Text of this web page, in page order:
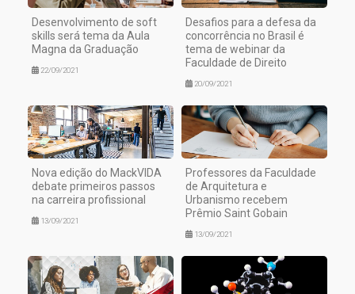
Desenvolvimento de soft
skills será tema da Aula
Magna da Graduação
22/09/2021
Desafios para a defesa da
concorrência no Brasil é
tema de webinar da
Faculdade de Direito
20/09/2021
Nova edição do MackVIDA
debate primeiros passos
na carreira profissional
13/09/2021
Professores da Faculdade
de Arquitetura e
Urbanismo recebem
Prêmio Saint Gobain
13/09/2021